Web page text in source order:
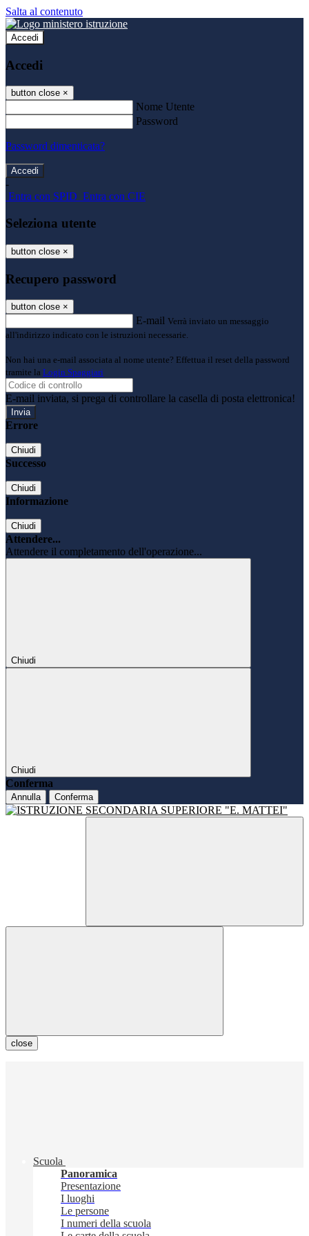
Salta al contenuto
Accedi
Accedi
button close ×
Nome Utente
Password
Password dimenticata?
-
Entra con SPID Entra con CIE
Seleziona utente
button close ×
Recupero password
button close ×
E-mail Verrà inviato un messaggio
all'indirizzo indicato con le istruzioni necessarie.
Non hai una e-mail associata al nome utente? Effettua il reset della password
tramite la Login Spaggiari
E-mail inviata, si prega di controllare la casella di posta elettronica!
Errore
Chiudi
Successo
Chiudi
Informazione
Chiudi
Attendere...
Attendere il completamento dell'operazione...
Chiudi
Chiudi
Conferma
Annulla Conferma
close
Scuola
Panoramica
Presentazione
I luoghi
Le persone
I numeri della scuola